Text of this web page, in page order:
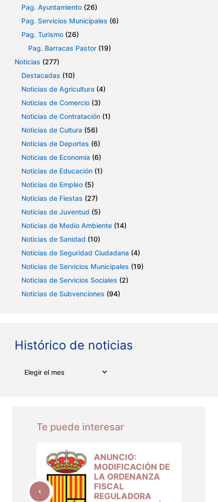
Pag. Ayuntamiento (26)
Pag. Servicios Municipales (6)
Pag. Turismo (26)
Pag. Barracas Pastor (19)
Noticias (277)
Destacadas (10)
Noticias de Agricultura (4)
Noticias de Comercio (3)
Noticias de Contratación (1)
Noticias de Cultura (56)
Noticias de Deportes (6)
Noticias de Economía (6)
Noticias de Educación (1)
Noticias de Empleo (5)
Noticias de Fiestas (27)
Noticias de Juventud (5)
Noticias de Medio Ambiente (14)
Noticias de Sanidad (10)
Noticias de Seguridad Ciudadana (4)
Noticias de Servicios Municipales (19)
Noticias de Servicios Sociales (2)
Noticias de Subvenciones (94)
Histórico de noticias
Te puede interesar
ANUNCIO:
MODIFICACIÓN DE
LA ORDENANZA
FISCAL
REGULADORA